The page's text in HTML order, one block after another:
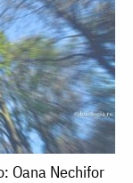
Oana Nechifor